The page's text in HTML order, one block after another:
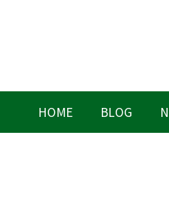
HOME BLOG